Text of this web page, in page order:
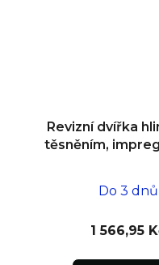
Revizní dvířka
těsněním,
Do 3 dnů
1 566,95